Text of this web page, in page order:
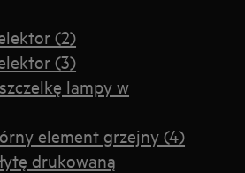
(2)
(3)
lampy w
element grzejny (4)
drukowaną